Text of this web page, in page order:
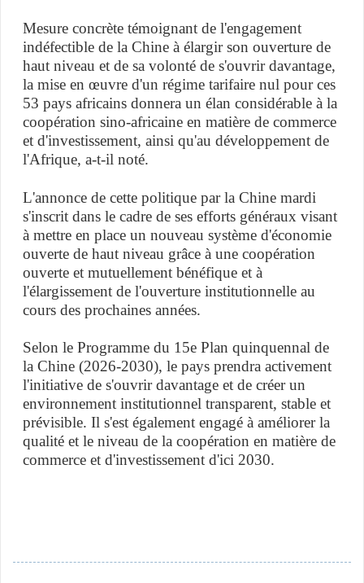
Mesure concrète témoignant de l'engagement
indéfectible de la Chine à élargir son ouverture de
haut niveau et de sa volonté de s'ouvrir davantage,
la mise en œuvre d'un régime tarifaire nul pour ces
53 pays africains donnera un élan considérable à la
coopération sino-africaine en matière de commerce
et d'investissement, ainsi qu'au développement de
l'Afrique, a-t-il noté.
L'annonce de cette politique par la Chine mardi
s'inscrit dans le cadre de ses efforts généraux visant
à mettre en place un nouveau système d'économie
ouverte de haut niveau grâce à une coopération
ouverte et mutuellement bénéfique et à
l'élargissement de l'ouverture institutionnelle au
cours des prochaines années.
Selon le Programme du 15e Plan quinquennal de
la Chine (2026-2030), le pays prendra activement
l'initiative de s'ouvrir davantage et de créer un
environnement institutionnel transparent, stable et
prévisible. Il s'est également engagé à améliorer la
qualité et le niveau de la coopération en matière de
commerce et d'investissement d'ici 2030.